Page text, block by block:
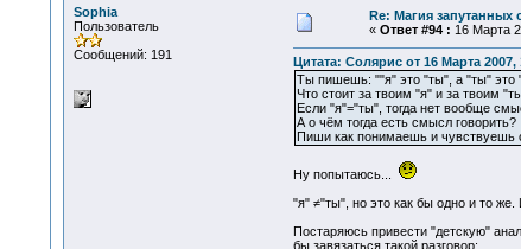
Sophia
Пользователь
Сообщений: 191
Re: Магия запутанных
« Ответ #94 : 16 Марта
Цитата: Солярис от 16 Марта 2007,
Ты пишешь: ""я" это "ты", а "ты" это
Что стоит за твоим "я" и за твоим
Если "я"="ты", тогда нет вообще
А о чём тогда есть смысл говорить?
Пиши как понимаешь и чувствуешь
Ну попытаюсь...
"я" ≠"ты", но это как бы одно и то же.
Постаряюсь привести "детскую"
бы завязаться такой разговор: